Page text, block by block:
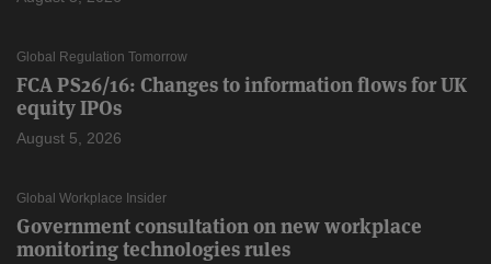
Global Regulation Tomorrow
FCA PS26/16: Changes to information flows for UK
equity IPOs
August 5, 2026
Global Workplace Insider
Government consultation on new workplace
monitoring technologies rules